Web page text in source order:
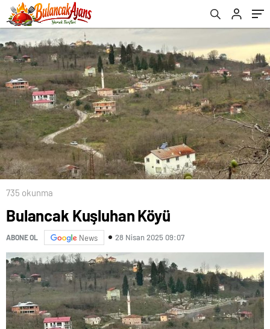
735 okunma
Bulancak Kuşluhan Köyü
ABONE OL News 28 Nisan 2025 09:07